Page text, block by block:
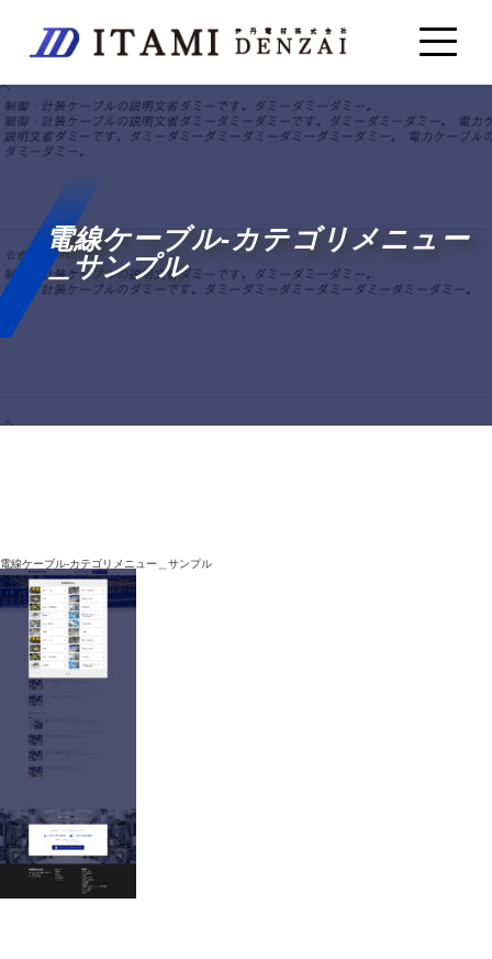
電線ケーブル-カテゴリメニュー
＿サンプル
電線ケーブル-カテゴリメニュー＿サンプル